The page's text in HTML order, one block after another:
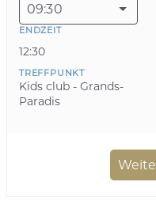
09:30
ENDZEIT
12:30
TREFFPUNKT
Kids club - Grands-
Paradis